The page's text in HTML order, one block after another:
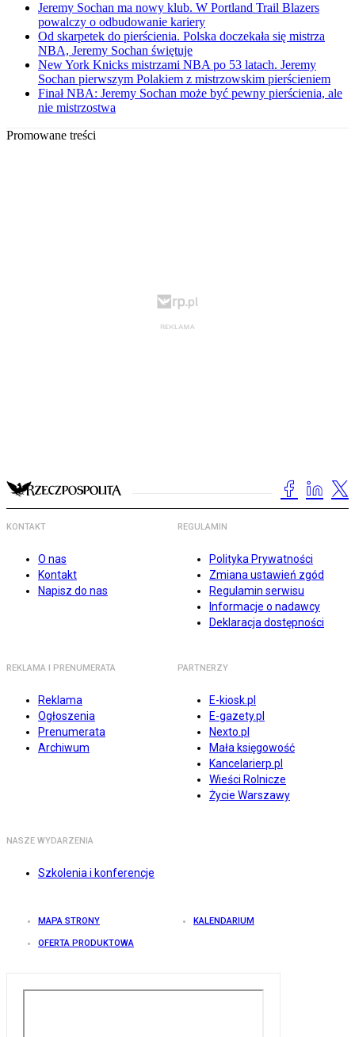
Jeremy Sochan ma nowy klub. W Portland Trail Blazers
powalczy o odbudowanie kariery
Od skarpetek do pierścienia. Polska doczekała się mistrza
NBA, Jeremy Sochan świętuje
New York Knicks mistrzami NBA po 53 latach. Jeremy
Sochan pierwszym Polakiem z mistrzowskim pierścieniem
Finał NBA: Jeremy Sochan może być pewny pierścienia, ale
nie mistrzostwa
Promowane treści
KONTAKT
O nas
Kontakt
Napisz do nas
REGULAMIN
Polityka Prywatności
Zmiana ustawień zgód
Regulamin serwisu
Informacje o nadawcy
Deklaracja dostępności
REKLAMA I PRENUMERATA
Reklama
Ogłoszenia
Prenumerata
Archiwum
PARTNERZY
E-kiosk.pl
E-gazety.pl
Nexto.pl
Mała księgowość
Kancelarierp.pl
Wieści Rolnicze
Życie Warszawy
NASZE WYDARZENIA
Szkolenia i konferencje
MAPA STRONY KALENDARIUM
OFERTA PRODUKTOWA